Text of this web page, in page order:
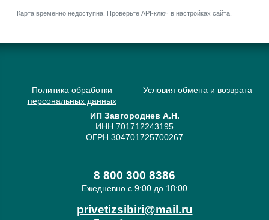
Карта временно недоступна. Проверьте API-ключ в настройках сайта.
Политика обработки
персональных данных
Условия обмена и возврата
ИП Завгороднев А.Н.
ИНН 701712243195
ОГРН 304701725700267
8 800 300 8386
Ежедневно с 9:00 до 18:00
privetizsibiri@mail.ru